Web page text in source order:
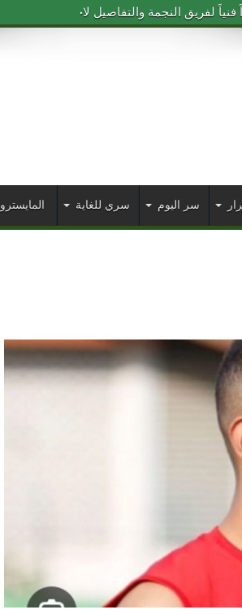
لفريق النجمة والتفاصيل لاحقاً
سر اليوم سري للغاية المايسترو